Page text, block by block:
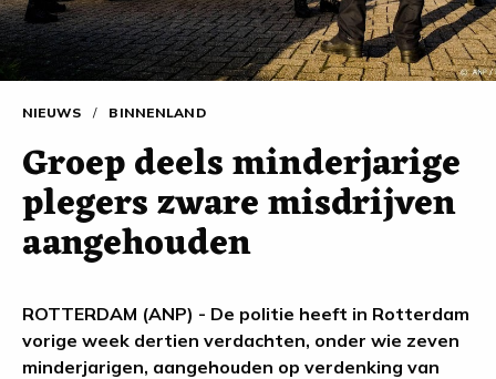
NIEUWS / BINNENLAND
Groep deels minderjarige
plegers zware misdrijven
aangehouden
ROTTERDAM (ANP) - De politie heeft in Rotterdam
vorige week dertien verdachten, onder wie zeven
minderjarigen, aangehouden op verdenking van